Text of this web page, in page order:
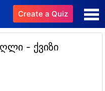
Create a Quiz
- ქვიზი